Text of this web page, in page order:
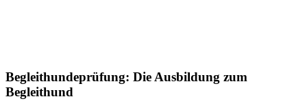
Begleithundeprüfung: Die Ausbildung zum
Begleithund